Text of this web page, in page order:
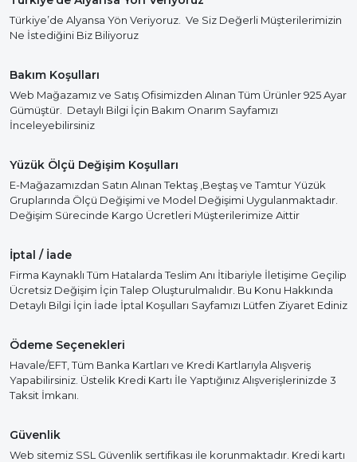
Türkiye’de Alyansa Yön Veriyoruz. Ve Siz Değerli Müşterilerimizin
Ne İstediğini Biz Biliyoruz
Bakım Koşulları
Web Mağazamız ve Satış Ofisimizden Alınan Tüm Ürünler 925 Ayar
Gümüştür. Detaylı Bilgi İçin Bakım Onarım Sayfamızı
İnceleyebilirsiniz
Yüzük Ölçü Değişim Koşulları
E-Mağazamızdan Satın Alınan Tektaş ,Beştaş ve Tamtur Yüzük
Gruplarında Ölçü Değişimi ve Model Değişimi Uygulanmaktadır.
Değişim Sürecinde Kargo Ücretleri Müşterilerimize Aittir
İptal / İade
Firma Kaynaklı Tüm Hatalarda Teslim Anı İtibariyle İletişime Geçilip
Ücretsiz Değişim İçin Talep Oluşturulmalıdır. Bu Konu Hakkında
Detaylı Bilgi İçin İade İptal Koşulları Sayfamızı Lütfen Ziyaret Ediniz
Ödeme Seçenekleri
Havale/EFT, Tüm Banka Kartları ve Kredi Kartlarıyla Alışveriş
Yapabilirsiniz. Üstelik Kredi Kartı İle Yaptığınız Alışverişlerinizde 3
Taksit İmkanı.
Güvenlik
Web sitemiz SSL Güvenlik sertifikası ile korunmaktadır. Kredi kartı